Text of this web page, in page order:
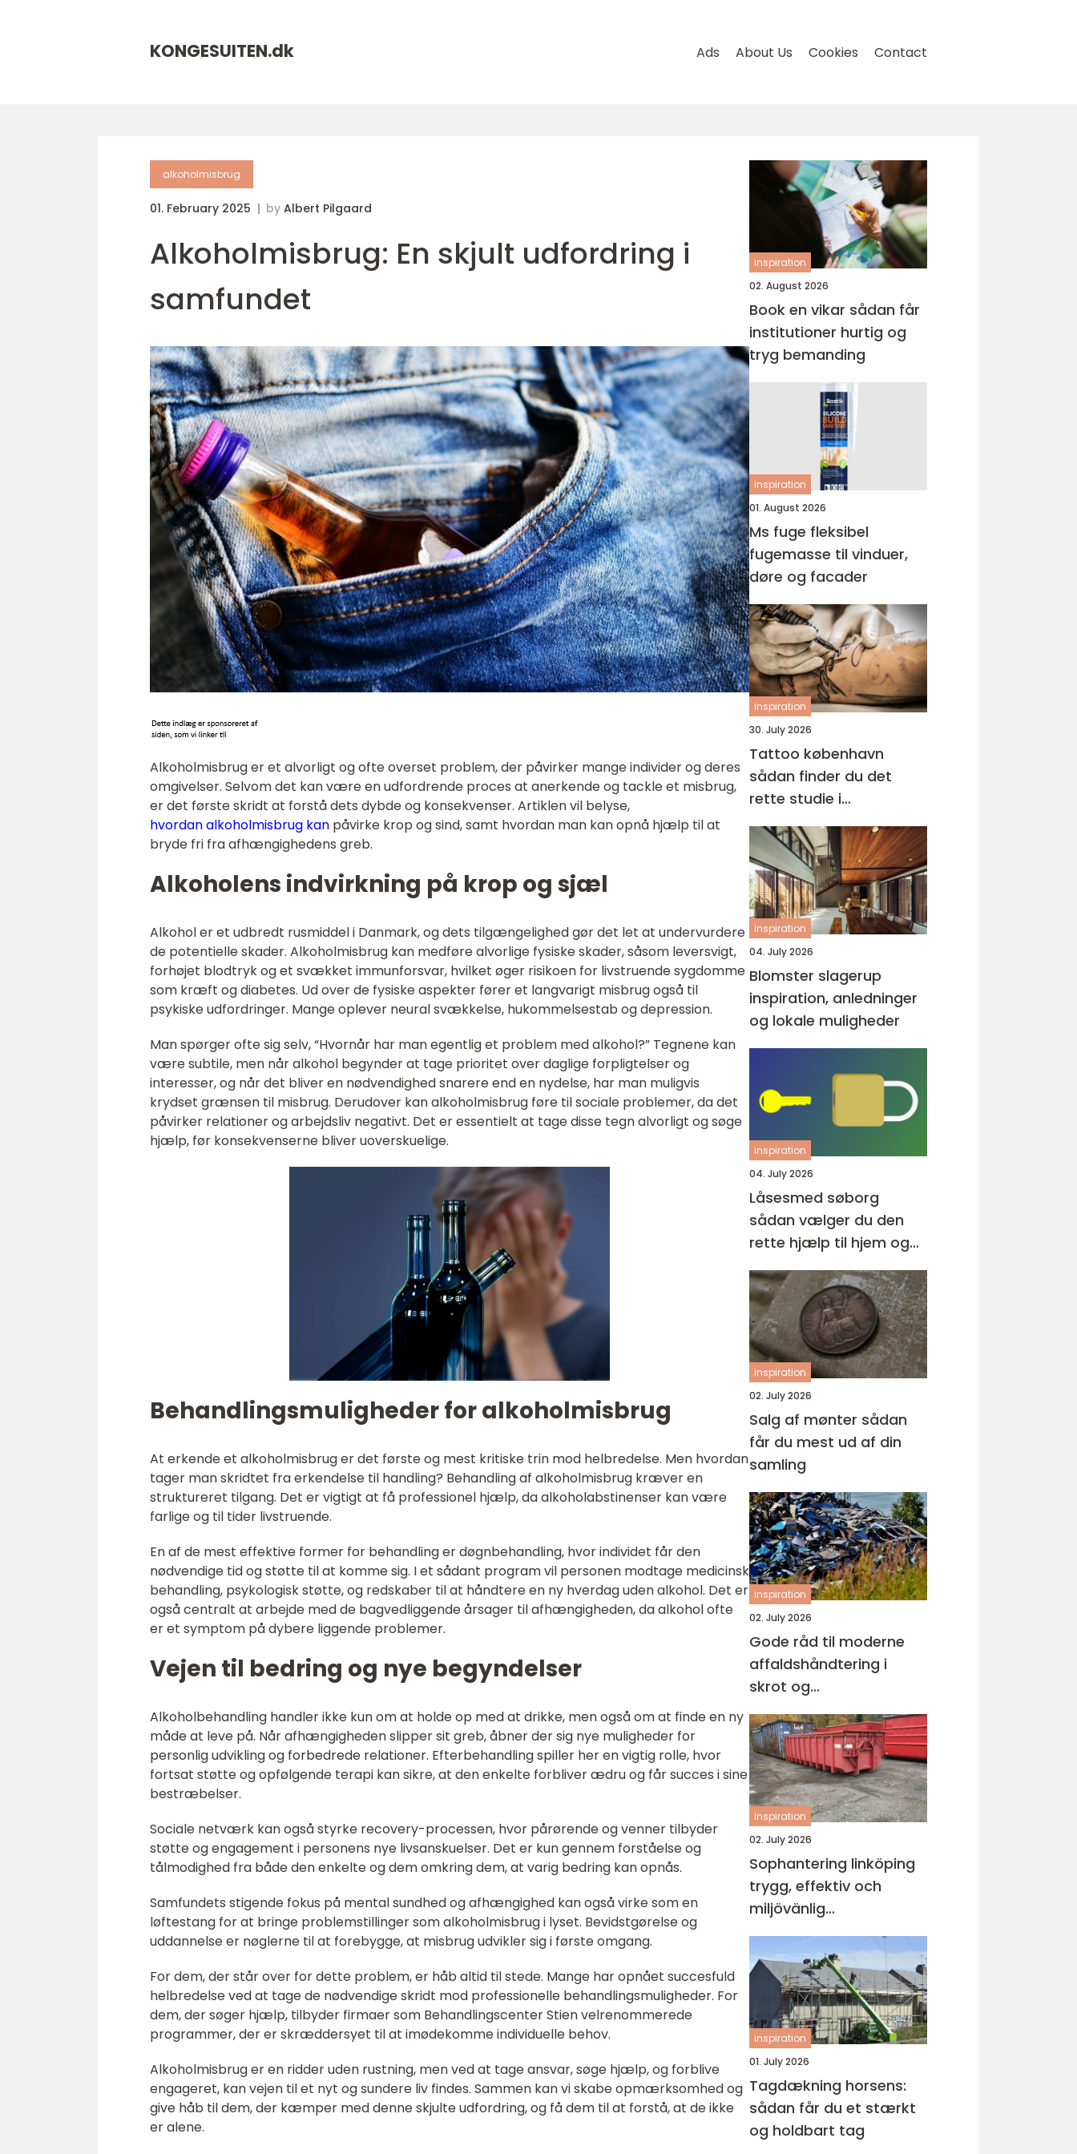
KONGESUITEN.dk Ads About Us Cookies Contact
alkoholmisbrug
01. February 2025 by Albert Pilgaard
Alkoholmisbrug: En skjult udfordring i
samfundet
Alkoholmisbrug er et alvorligt og ofte overset problem, der påvirker mange individer og deres
omgivelser. Selvom det kan være en udfordrende proces at anerkende og tackle et misbrug,
er det første skridt at forstå dets dybde og konsekvenser. Artiklen vil belyse,
hvordan alkoholmisbrug kan påvirke krop og sind, samt hvordan man kan opnå hjælp til at
bryde fri fra afhængighedens greb.
Alkoholens indvirkning på krop og sjæl
Alkohol er et udbredt rusmiddel i Danmark, og dets tilgængelighed gør det let at undervurdere
de potentielle skader. Alkoholmisbrug kan medføre alvorlige fysiske skader, såsom leversvigt,
forhøjet blodtryk og et svækket immunforsvar, hvilket øger risikoen for livstruende sygdomme
som kræft og diabetes. Ud over de fysiske aspekter fører et langvarigt misbrug også til
psykiske udfordringer. Mange oplever neural svækkelse, hukommelsestab og depression.
Man spørger ofte sig selv, “Hvornår har man egentlig et problem med alkohol?” Tegnene kan
være subtile, men når alkohol begynder at tage prioritet over daglige forpligtelser og
interesser, og når det bliver en nødvendighed snarere end en nydelse, har man muligvis
krydset grænsen til misbrug. Derudover kan alkoholmisbrug føre til sociale problemer, da det
påvirker relationer og arbejdsliv negativt. Det er essentielt at tage disse tegn alvorligt og søge
hjælp, før konsekvenserne bliver uoverskuelige.
Behandlingsmuligheder for alkoholmisbrug
At erkende et alkoholmisbrug er det første og mest kritiske trin mod helbredelse. Men hvordan
tager man skridtet fra erkendelse til handling? Behandling af alkoholmisbrug kræver en
struktureret tilgang. Det er vigtigt at få professionel hjælp, da alkoholabstinenser kan være
farlige og til tider livstruende.
En af de mest effektive former for behandling er døgnbehandling, hvor individet får den
nødvendige tid og støtte til at komme sig. I et sådant program vil personen modtage medicinsk
behandling, psykologisk støtte, og redskaber til at håndtere en ny hverdag uden alkohol. Det er
også centralt at arbejde med de bagvedliggende årsager til afhængigheden, da alkohol ofte
er et symptom på dybere liggende problemer.
Vejen til bedring og nye begyndelser
Alkoholbehandling handler ikke kun om at holde op med at drikke, men også om at finde en ny
måde at leve på. Når afhængigheden slipper sit greb, åbner der sig nye muligheder for
personlig udvikling og forbedrede relationer. Efterbehandling spiller her en vigtig rolle, hvor
fortsat støtte og opfølgende terapi kan sikre, at den enkelte forbliver ædru og får succes i sine
bestræbelser.
Sociale netværk kan også styrke recovery-processen, hvor pårørende og venner tilbyder
støtte og engagement i personens nye livsanskuelser. Det er kun gennem forståelse og
tålmodighed fra både den enkelte og dem omkring dem, at varig bedring kan opnås.
Samfundets stigende fokus på mental sundhed og afhængighed kan også virke som en
løftestang for at bringe problemstillinger som alkoholmisbrug i lyset. Bevidstgørelse og
uddannelse er nøglerne til at forebygge, at misbrug udvikler sig i første omgang.
For dem, der står over for dette problem, er håb altid til stede. Mange har opnået succesfuld
helbredelse ved at tage de nødvendige skridt mod professionelle behandlingsmuligheder. For
dem, der søger hjælp, tilbyder firmaer som Behandlingscenter Stien velrenommerede
programmer, der er skræddersyet til at imødekomme individuelle behov.
Alkoholmisbrug er en ridder uden rustning, men ved at tage ansvar, søge hjælp, og forblive
engageret, kan vejen til et nyt og sundere liv findes. Sammen kan vi skabe opmærksomhed og
give håb til dem, der kæmper med denne skjulte udfordring, og få dem til at forstå, at de ikke
er alene.
inspiration
02. August 2026
Book en vikar sådan får
institutioner hurtig og
tryg bemanding
inspiration
01. August 2026
Ms fuge fleksibel
fugemasse til vinduer,
døre og facader
inspiration
30. July 2026
Tattoo københavn
sådan finder du det
rette studie i
hovedstaden
inspiration
04. July 2026
Blomster slagerup
inspiration, anledninger
og lokale muligheder
inspiration
04. July 2026
Låsesmed søborg
sådan vælger du den
rette hjælp til hjem og
erhverv
inspiration
02. July 2026
Salg af mønter sådan
får du mest ud af din
samling
inspiration
02. July 2026
Gode råd til moderne
affaldshåndtering i
skrot og
affaldsbranchen
inspiration
02. July 2026
Sophantering linköping
trygg, effektiv och
miljövänlig
avfallshantering
inspiration
01. July 2026
Tagdækning horsens:
sådan får du et stærkt
og holdbart tag